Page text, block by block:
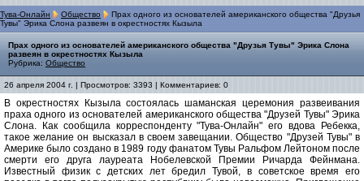
Тува-Онлайн Общество
Прах одного из основателей американского общества "Друзья
Тувы" Эрика Слона развеян в окрестностях Кызыла
Прах одного из основателей американского общества "Друзья Тувы" Эрика Слона
развеян в окрестностях Кызыла
Рубрика: Общество
26 апреля 2004 г. | Просмотров: 3393 | Комментариев: 0
В окрестностях Кызыла состоялась шаманская церемония развеивания
праха одного из основателей американского общества "Друзей Тувы" Эрика
Слона. Как сообщила корреспонденту "Тува-Онлайн" его вдова Ребекка,
такое желание он высказал в своем завещании. Общество "Друзей Тувы" в
Америке было создано в 1989 году фанатом Тувы Ральфом Лейтоном после
смерти его друга лауреата Нобелевской Премии Ричарда Фейнмана.
Известный физик с детских лет бредил Тувой, в советское время его